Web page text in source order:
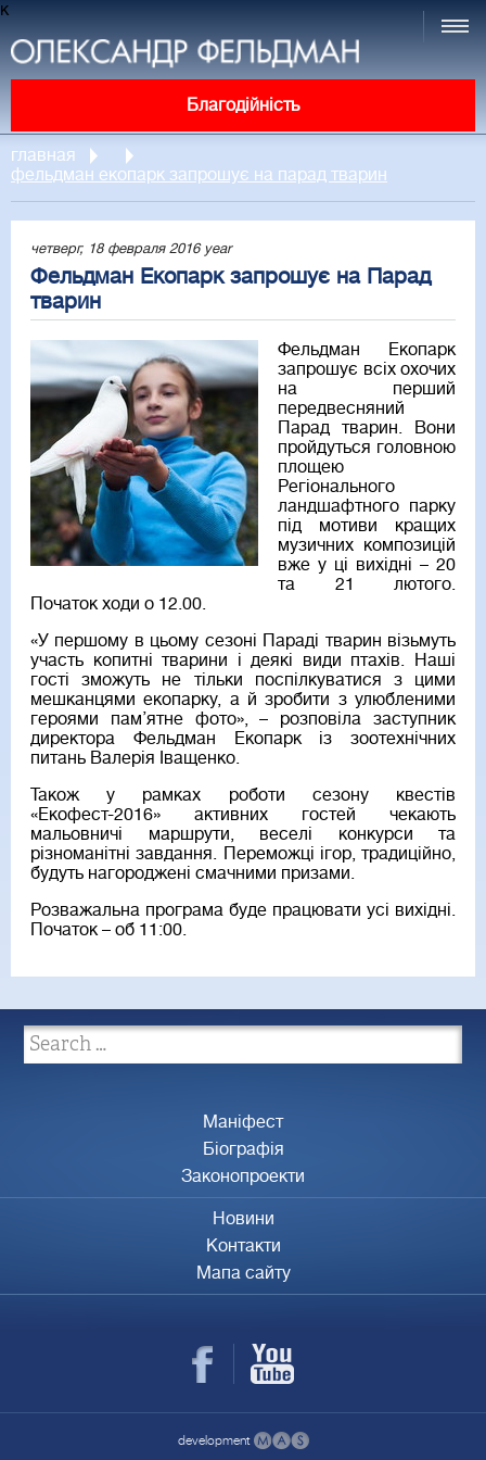
к
Благодійність
главная
фельдман екопарк запрошує на парад тварин
четверг, 18 февраля 2016 year
Фельдман Екопарк запрошує на Парад
тварин
Фельдман Екопарк
запрошує всіх охочих
на перший
передвесняний
Парад тварин. Вони
пройдуться головною
площею
Регіонального
ландшафтного парку
під мотиви кращих
музичних композицій
вже у ці вихідні – 20
та 21 лютого.
Початок ходи о 12.00.
«У першому в цьому сезоні Параді тварин візьмуть
участь копитні тварини і деякі види птахів. Наші
гості зможуть не тільки поспілкуватися з цими
мешканцями екопарку, а й зробити з улюбленими
героями пам’ятне фото», – розповіла заступник
директора Фельдман Екопарк із зоотехнічних
питань Валерія Іващенко.
Також у рамках роботи сезону квестів
«Екофест-2016» активних гостей чекають
мальовничі маршрути, веселі конкурси та
різноманітні завдання. Переможці ігор, традиційно,
будуть нагороджені смачними призами.
Розважальна програма буде працювати усі вихідні.
Початок – об 11:00.
Маніфест
Біографія
Законопроекти
Новини
Контакти
Мапа сайту
development